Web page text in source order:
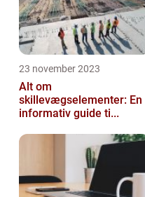
23 november 2023
Alt om
skillevægselementer: En
informativ guide ti...